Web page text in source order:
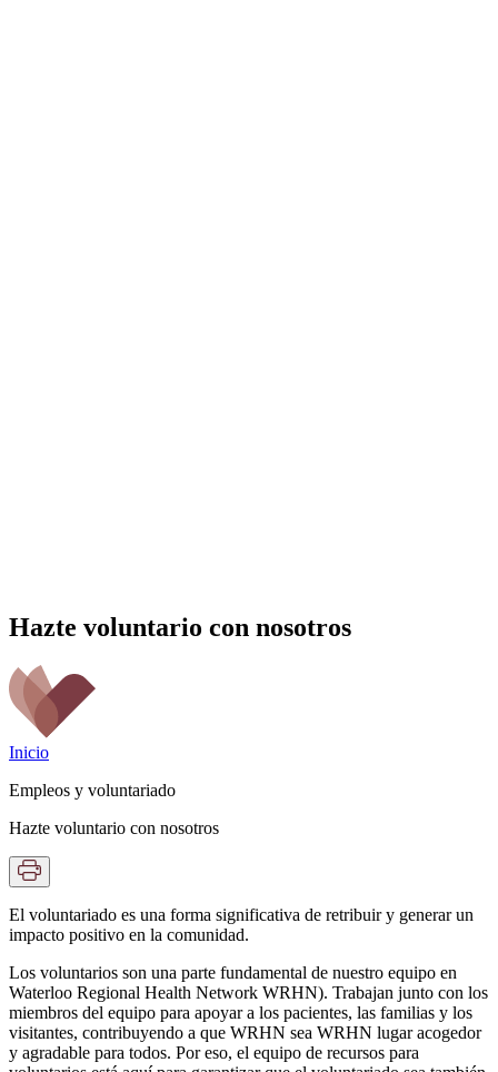
Hazte voluntario con nosotros
Inicio
Empleos y voluntariado
Hazte voluntario con nosotros
El voluntariado es una forma significativa de retribuir y generar un
impacto positivo en la comunidad.
Los voluntarios son una parte fundamental de nuestro equipo en
Waterloo Regional Health Network WRHN). Trabajan junto con los
miembros del equipo para apoyar a los pacientes, las familias y los
visitantes, contribuyendo a que WRHN sea WRHN lugar acogedor
y agradable para todos. Por eso, el equipo de recursos para